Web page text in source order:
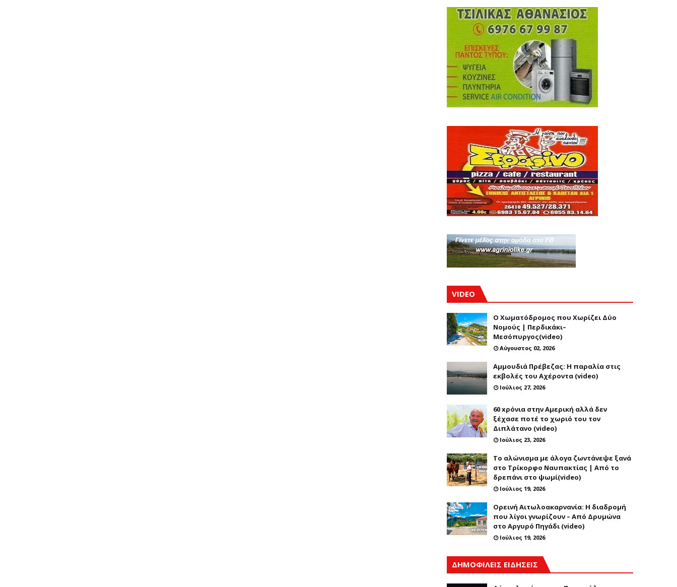
VIDEO
Ο Χωματόδρομος που Χωρίζει Δύο
Νομούς | Περδικάκι–
Μεσόπυργος(video)
Αύγουστος 02, 2026
Αμμουδιά Πρέβεζας: Η παραλία στις
εκβολές του Αχέροντα (video)
Ιούλιος 27, 2026
60 xρόνια στην Αμερική αλλά δεν
ξέχασε ποτέ το χωριό του τον
Διπλάτανο (video)
Ιούλιος 23, 2026
Το αλώνισμα με άλογα ζωντάνεψε ξανά
στο Τρίκορφο Ναυπακτίας | Από το
δρεπάνι στο ψωμί(video)
Ιούλιος 19, 2026
Ορεινή Αιτωλοακαρνανία: Η διαδρομή
που λίγοι γνωρίζουν – Από Δρυμώνα
στο Αργυρό Πηγάδι (video)
Ιούλιος 19, 2026
ΔΗΜΟΦΙΛΕΙΣ ΕΙΔΗΣΕΙΣ